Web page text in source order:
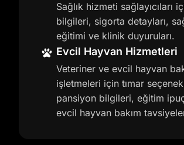
Sağlık hizmeti sağlayıcıları
bilgileri, sigorta detayları,
eğitimi ve klinik duyuruları.
Evcil Hayvan Hizmetleri
Veteriner ve evcil hayvan
işletmeleri için tımar
pansiyon bilgileri, eğitim
evcil hayvan bakım